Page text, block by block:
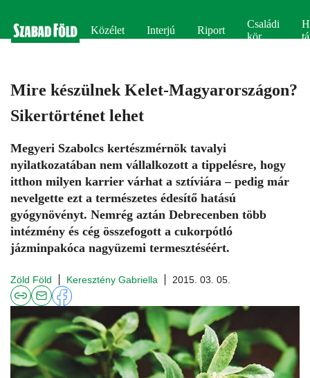
Közélet Interjú Riport
Családi
kör
Mire készülnek Kelet-Magyarországon?
Sikertörténet lehet
Megyeri Szabolcs kertészmérnök tavalyi
nyilatkozatában nem vállalkozott a tippelésre, hogy
itthon milyen karrier várhat a sztíviára – pedig már
nevelgette ezt a természetes édesítő hatású
gyógynövényt. Nemrég aztán Debrecenben több
intézmény és cég összefogott a cukorpótló
jázminpakóca nagyüzemi termesztéséért.
Zöld Föld Keresztény Gabriella 2015. 03. 05.